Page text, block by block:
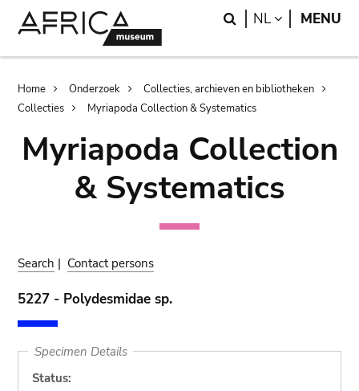
Search
NL LANGUAGE
MENU
Breadcrumb
Home Onderzoek
Collecties, archieven en bibliotheken
Collecties
Myriapoda Collection & Systematics
Myriapoda Collection
& Systematics
Search | Contact persons
5227 - Polydesmidae sp.
Specimen Details
Status: